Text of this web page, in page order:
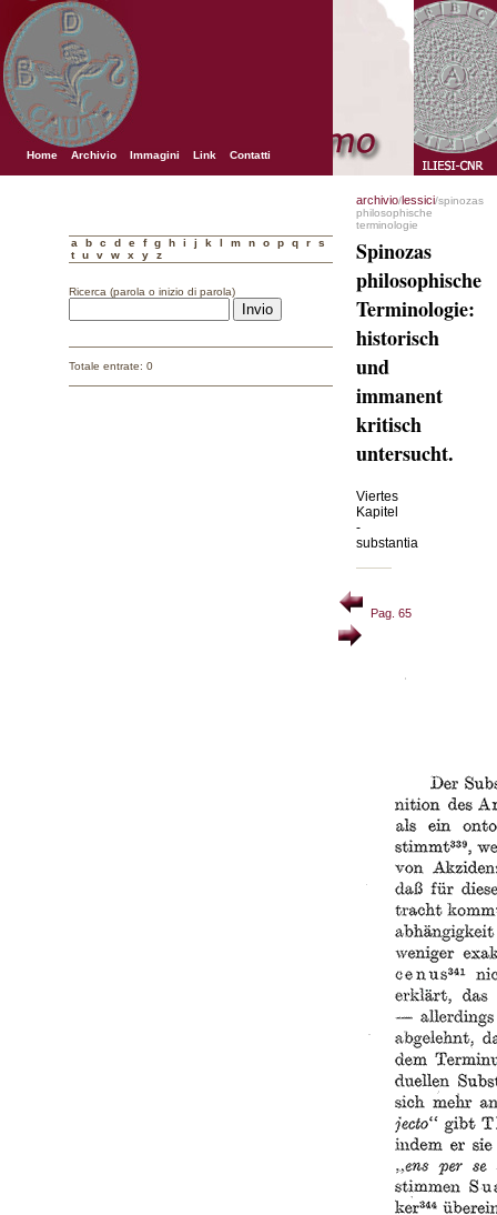
Home Archivio Immagini Link Contatti
a b c d e f g h i j k l m n o p q r
s
t
u v w x y z
Ricerca (parola o inizio di parola)
Totale entrate: 0
archivio/lessici/spinozas
philosophische
terminologie
Spinozas
philosophische
Terminologie:
historisch
und
immanent
kritisch
untersucht.
Viertes
Kapitel
-
substantia
Pag. 65